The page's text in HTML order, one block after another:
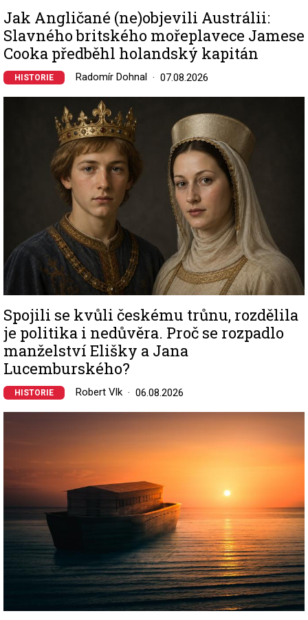
Jak Angličané (ne)objevili Austrálii:
Slavného britského mořeplavece Jamese
Cooka předběhl holandský kapitán
HISTORIE Radomír Dohnal 07.08.2026
Spojili se kvůli českému trůnu, rozdělila
je politika i nedůvěra. Proč se rozpadlo
manželství Elišky a Jana
Lucemburského?
HISTORIE Robert Vlk 06.08.2026